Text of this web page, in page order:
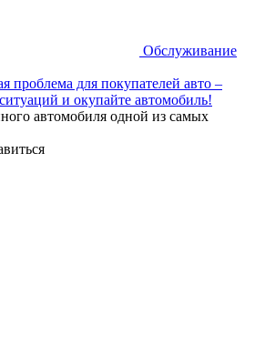
Обслуживание
проблема для покупателей авто –
и окупайте автомобиль!
автомобиля одной из самых